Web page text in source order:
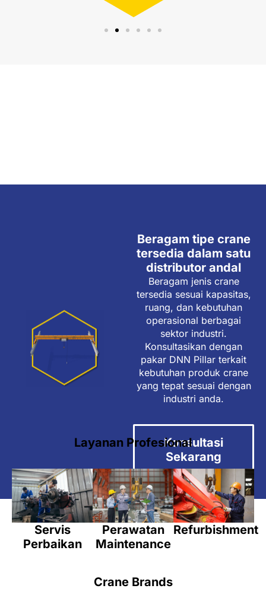
Beragam tipe crane
tersedia dalam satu
distributor andal
Beragam jenis crane
tersedia sesuai kapasitas,
ruang, dan kebutuhan
operasional berbagai
sektor industri.
Konsultasikan dengan
pakar DNN Pillar terkait
kebutuhan produk crane
yang tepat sesuai dengan
industri anda.
Konsultasi
Sekarang
Layanan Profesional
Servis
Perbaikan
Perawatan
Maintenance
Refurbishment
Crane Brands